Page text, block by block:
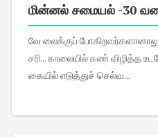
மின்னல் சமையல் -30
வே லைக்குப் போகிறவர்களானாலும் சரி, இல்லத்தரசிகளானாலும்
சரி... காலையில் கண் விழித்த உடனேயே,
கையில் எடுத்துச் செல்வ...